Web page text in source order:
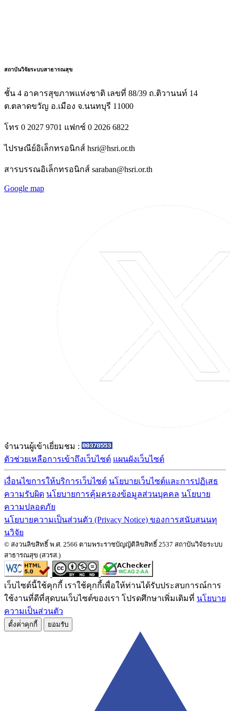
สถาบันวิจัยระบบสาธารณสุข
ชั้น 4 อาคารสุขภาพแห่งชาติ เลขที่ 88/39 ถ.ติวานนท์ 14
ต.ตลาดขวัญ อ.เมือง จ.นนทบุรี 11000
โทร 0 2027 9701 แฟกซ์ 0 2026 6822
ไปรษณีย์อิเล็กทรอนิกส์ hsri@hsri.or.th
สารบรรณอิเล็กทรอนิกส์ saraban@hsri.or.th
Google map
จำนวนผู้เข้าเยี่ยมชม :
ตัวช่วยเหลือการเข้าถึงเว็บไซต์ แผนผังเว็บไซต์
เงื่อนไขการให้บริการเว็บไซต์ นโยบายเว็บไซต์และการปฏิเสธ
ความรับผิด นโยบายการคุ้มครองข้อมูลส่วนบุคคล นโยบาย
ความปลอดภัย
นโยบายความเป็นส่วนตัว (Privacy Notice) ของการสนับสนนทุ
นวิจัย
© สงวนลิขสิทธิ์ พ.ศ. 2566 ตามพระราชบัญญัติลิขสิทธิ์ 2537 สถาบันวิจัยระบบ
สาธารณสุข (สวรส.)
เว็บไซต์นี้ใช้คุกกี้ เราใช้คุกกี้เพื่อให้ท่านได้รับประสบการณ์การ
ใช้งานที่ดีที่สุดบนเว็บไซต์ของเรา โปรดศึกษาเพิ่มเติมที่ นโยบาย
ความเป็นส่วนตัว
ตั้งค่่าคุกกี้ ยอมรับ